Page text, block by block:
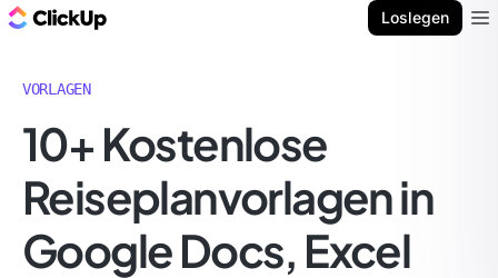
Loslegen
VORLAGEN
10+ Kostenlose
Reiseplanvorlagen in
Google Docs, Excel